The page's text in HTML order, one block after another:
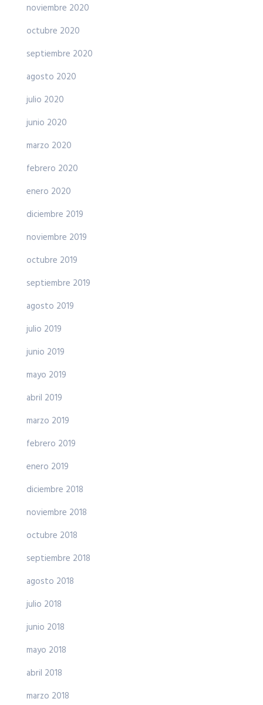
noviembre 2020
octubre 2020
septiembre 2020
agosto 2020
julio 2020
junio 2020
marzo 2020
febrero 2020
enero 2020
diciembre 2019
noviembre 2019
octubre 2019
septiembre 2019
agosto 2019
julio 2019
junio 2019
mayo 2019
abril 2019
marzo 2019
febrero 2019
enero 2019
diciembre 2018
noviembre 2018
octubre 2018
septiembre 2018
agosto 2018
julio 2018
junio 2018
mayo 2018
abril 2018
marzo 2018